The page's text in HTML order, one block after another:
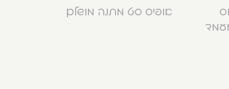
אופיס סט מתנה מושלם